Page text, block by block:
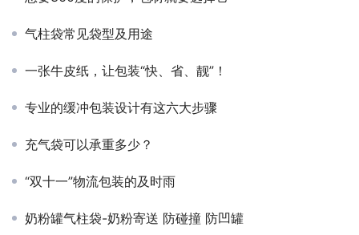
气柱袋常见袋型及用途
一张牛皮纸，让包装“快、省、靓”！
专业的缓冲包装设计有这六大步骤
充气袋可以承重多少？
“双十一”物流包装的及时雨
奶粉罐气柱袋-奶粉寄送 防碰撞 防凹罐